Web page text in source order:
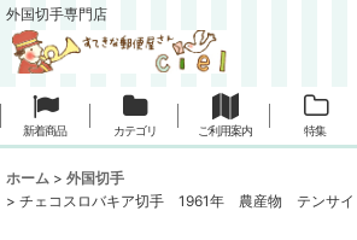
外国切手専門店
新着商品 カテゴリ ご利用案内 特集
ホーム > 外国切手
> チェコスロバキア切手 1961年 農産物 テンサ